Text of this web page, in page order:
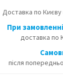
Доставка по Києву
При
доставка по
після